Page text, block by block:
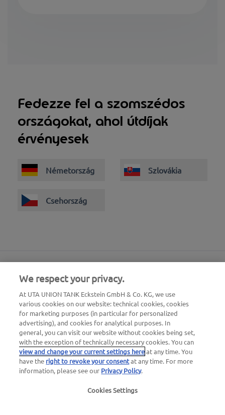
Fedezze fel a szomszédos
országokat, ahol útdíjak
érvényesek
Németország Szlovákia
Csehország
24 órás autómentő szám
00800 - 88 27 37 84 (ingyenes)
We respect your privacy.
At UTA UNION TANK Eckstein GmbH & Co. KG, we use
various cookies on our website: technical cookies, cookies
for marketing purposes (in particular for personalized
advertising), and cookies for analytical purposes. In
general, you can visit our website without cookies being set,
with the exception of technically necessary cookies. You can
view and change your current settings hereat any time. You
have the right to revoke your consentat any time. For more
information, please see our Privacy Policy.
Cookies Settings